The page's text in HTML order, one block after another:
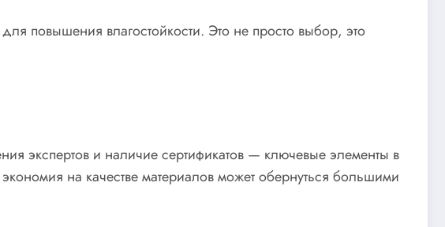
повышения влагостойкости. Это не просто выбор, это
экспертов и наличие сертификатов — ключевые элементы в
на качестве материалов может обернуться большими